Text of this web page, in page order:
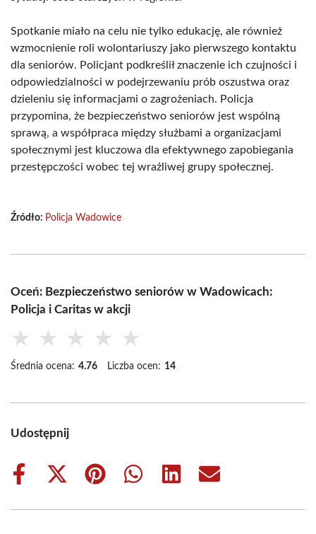
Spotkanie miało na celu nie tylko edukację, ale również
wzmocnienie roli wolontariuszy jako pierwszego kontaktu
dla seniorów. Policjant podkreślił znaczenie ich czujności i
odpowiedzialności w podejrzewaniu prób oszustwa oraz
dzieleniu się informacjami o zagrożeniach. Policja
przypomina, że bezpieczeństwo seniorów jest wspólną
sprawą, a współpraca między służbami a organizacjami
społecznymi jest kluczowa dla efektywnego zapobiegania
przestępczości wobec tej wrażliwej grupy społecznej.
Źródło: Policja Wadowice
Oceń: Bezpieczeństwo seniorów w Wadowicach:
Policja i Caritas w akcji
★ ★ ★ ★ ★
Średnia ocena: 4.76 Liczba ocen: 14
Udostępnij
Share
Share
(Twitter)
Share
Share
Share
Share